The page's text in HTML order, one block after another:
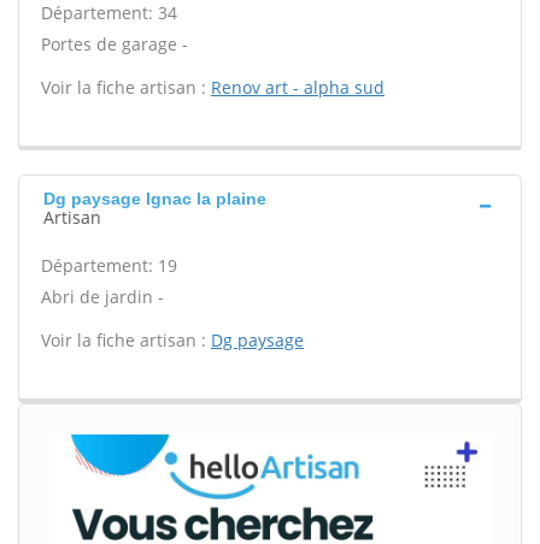
Département: 34
Portes de garage -
Voir la fiche artisan : Renov art - alpha sud
Dg paysage Ignac la plaine
Artisan
Département: 19
Abri de jardin -
Voir la fiche artisan : Dg paysage